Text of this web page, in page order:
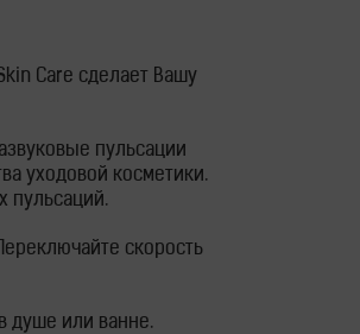
Care сделает Вашу
пульсации
уходовой косметики.
пульсаций.
скорость
душе или ванне.